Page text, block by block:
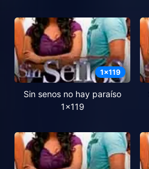
1x119
Sin senos no hay paraíso
1x119